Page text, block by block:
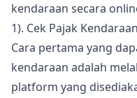
kendaraan secara
1). Cek Pajak
Cara pertama yang
kendaraan adalah
platform yang